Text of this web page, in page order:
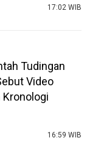
17:02 WIB
Tudingan
Video
Kronologi
16:59 WIB